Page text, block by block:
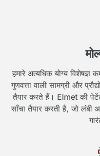
हमारे अत्यधिक योग्य विशेषज्ञ
गुणवत्ता वाली सामग्री और
तैयार करते हैं। Elmet की
साँचा तैयार करती है, जो लंबी